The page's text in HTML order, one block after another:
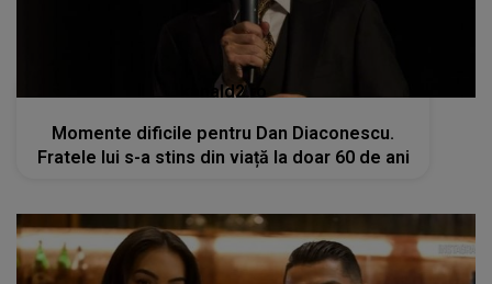
kanald2.ro
Momente dificile pentru Dan Diaconescu.
Fratele lui s-a stins din viață la doar 60 de ani